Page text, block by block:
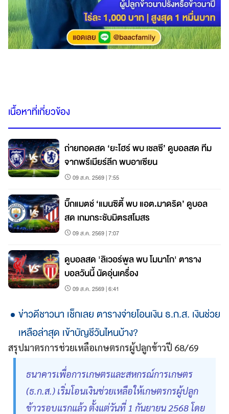
เนื้อหาที่เกี่ยวข้อง
ถ่ายทอดสด ‘ยะโฮร์ พบ เชลซี’ ดูบอลสด ทีม
จากพรีเมียร์ลีก พบอาเซียน
09 ส.ค. 2569 | 7:55
บิ๊กแมตช์ ‘แมนซิตี้ พบ แอต.มาดริด’ ดูบอล
สด เกมกระชับมิตรสโมสร
09 ส.ค. 2569 | 7:07
ดูบอลสด 'ลิเวอร์พูล พบ โมนาโก' ตาราง
บอลวันนี้ นัดอุ่นเครื่อง
09 ส.ค. 2569 | 6:41
ข่าวดีชาวนา เช็กเลย ตารางจ่ายโอนเงิน ธ.ก.ส. เงินช่วย
เหลือล่าสุด เข้าบัญชีวันไหนบ้าง?
สรุปมาตรการช่วยเหลือเกษตรกรผู้ปลูกข้าวปี 68/69
ธนาคารเพื่อการเกษตรและสหกรณ์การเกษตร
(ธ.ก.ส.) เริ่มโอนเงินช่วยเหลือให้เกษตรกรผู้ปลูก
ข้าวรอบแรกแล้ว ตั้งแต่วันที่ 1 กันยายน 2568 โดย